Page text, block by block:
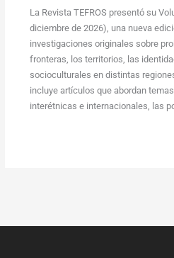
La Revista TEFROS presentó su
diciembre de 2026), una nueva
investigaciones originales sobre
fronteras, los territorios, las
socioculturales en distintas
incluye artículos que abordan
interétnicas e internacionales, las